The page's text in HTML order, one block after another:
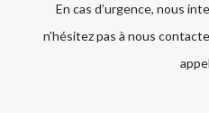
En cas d’urgence, nous
n’hésitez pas à nous